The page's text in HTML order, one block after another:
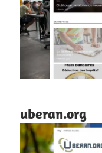
uberan.org